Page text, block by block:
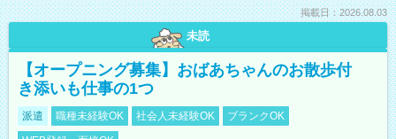
掲載日：2026.08.03
未読
【オープニング募集】おばあちゃんのお散歩付
き添いも仕事の1つ
派遣 職種未経験OK 社会人未経験OK
ブランクOK